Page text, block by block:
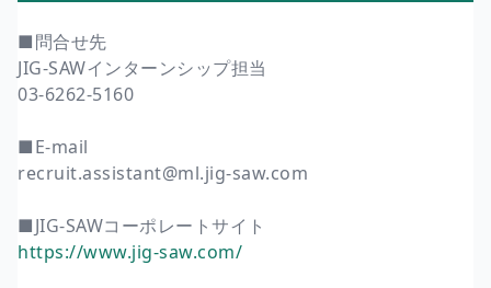
■問合せ先
JIG-SAWインターンシップ担当
03-6262-5160
■E-mail
recruit.assistant@ml.jig-saw.com
■JIG-SAWコーポレートサイト
https://www.jig-saw.com/